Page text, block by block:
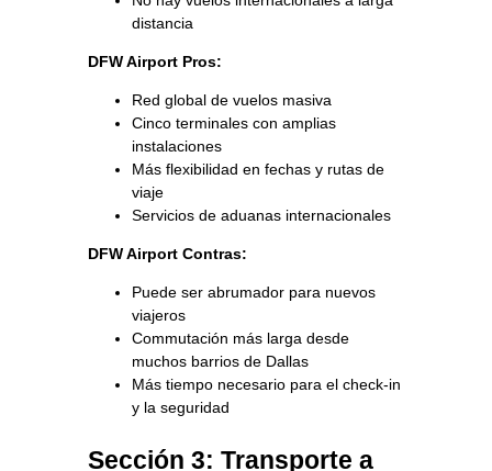
distancia
DFW Airport Pros:
Red global de vuelos masiva
Cinco terminales con amplias
instalaciones
Más flexibilidad en fechas y rutas de
viaje
Servicios de aduanas internacionales
DFW Airport Contras:
Puede ser abrumador para nuevos
viajeros
Commutación más larga desde
muchos barrios de Dallas
Más tiempo necesario para el check-in
y la seguridad
Sección 3: Transporte a